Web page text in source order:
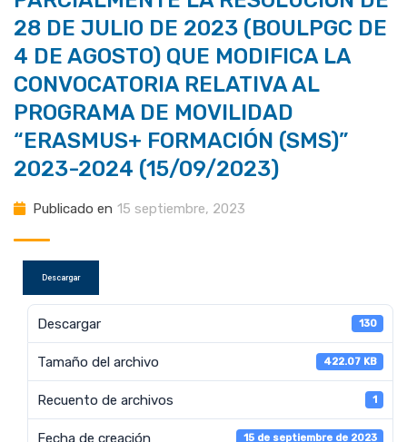
28 DE JULIO DE 2023 (BOULPGC DE
4 DE AGOSTO) QUE MODIFICA LA
CONVOCATORIA RELATIVA AL
PROGRAMA DE MOVILIDAD
“ERASMUS+ FORMACIÓN (SMS)”
2023-2024 (15/09/2023)
Publicado en 15 septiembre, 2023
Descargar
Descargar 130
Tamaño del archivo 422.07 KB
Recuento de archivos 1
Fecha de creación 15 de septiembre de 2023